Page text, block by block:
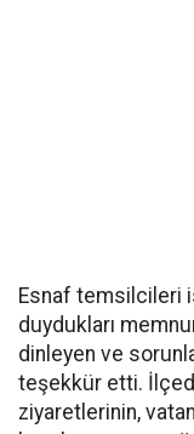
Esnaf temsilcileri
duydukları
dinleyen ve
teşekkür etti.
ziyaretlerinin,